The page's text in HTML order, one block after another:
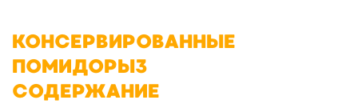
КОНСЕРВИРОВАННЫЕ
ПОМИДОРЫ3
СОДЕРЖАНИЕ